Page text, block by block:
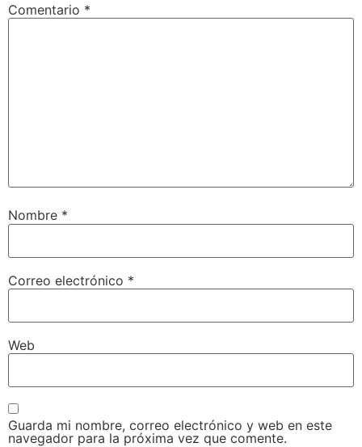
Comentario *
Nombre *
Correo electrónico *
Web
Guarda mi nombre, correo electrónico y web en este
navegador para la próxima vez que comente.